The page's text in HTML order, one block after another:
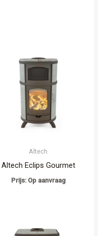
Altech
Altech Eclips Gourmet
Prijs: Op aanvraag